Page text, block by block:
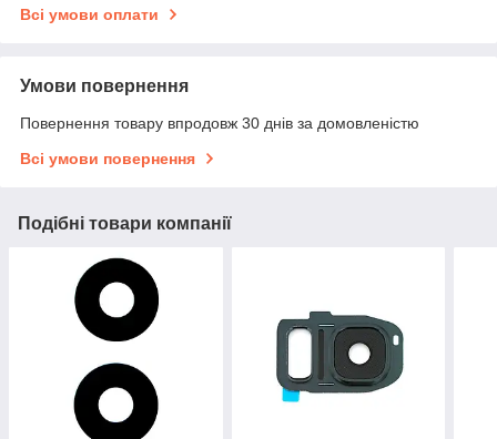
Всі умови оплати
Умови повернення
Повернення товару впродовж 30 днів за домовленістю
Всі умови повернення
Подібні товари компанії